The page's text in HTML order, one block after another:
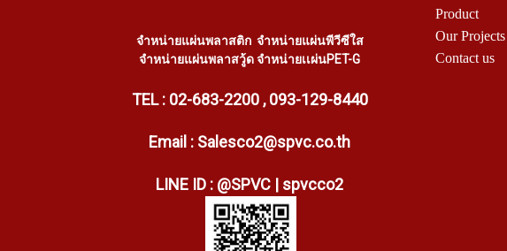
จำหน่ายแผ่นพลาสติก จำหน่ายแผ่นพีวีซีใส
จำหน่ายแผ่นพลาสวู้ดจำหน่ายเเผ่นPET-G
TEL : 02-683-2200 , 093-129-8440
Email : Salesco2@spvc.co.th
LINE ID : @SPVC | spvcco2
Product
Our Projects
Contact us